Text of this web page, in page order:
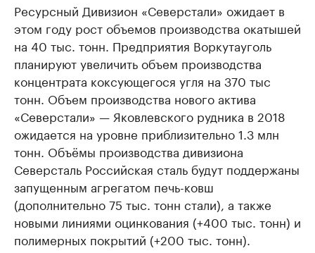
Ресурсный Дивизион «Северстали» ожидает в
этом году рост объемов производства окатышей
на 40 тыс. тонн. Предприятия Воркутауголь
планируют увеличить объем производства
концентрата коксующегося угля на 370 тыс
тонн. Объем производства нового актива
«Северстали» — Яковлевского рудника в 2018
ожидается на уровне приблизительно 1.3 млн
тонн. Объёмы производства дивизиона
Северсталь Российская сталь будут поддержаны
запущенным агрегатом печь-ковш
(дополнительно 75 тыс. тонн стали), а также
новыми линиями оцинкования (+400 тыс. тонн) и
полимерных покрытий (+200 тыс. тонн).